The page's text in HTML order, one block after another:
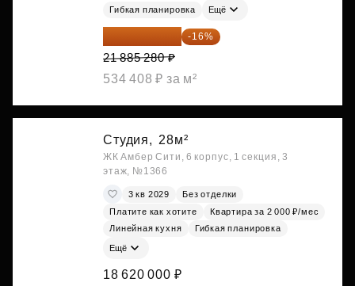
Гибкая планировка Ещё
18 383 635 ₽ -16%
21 885 280 ₽
534 408 ₽ за м²
Студия, 28м²
ЖК Амбер Сити, 6 корпус, 1 секция, 3
этаж, №1366
3 кв 2029
Без отделки
Платите как хотите
Квартира за 2 000 ₽/мес
Линейная кухня
Гибкая планировка
Ещё
18 620 000 ₽